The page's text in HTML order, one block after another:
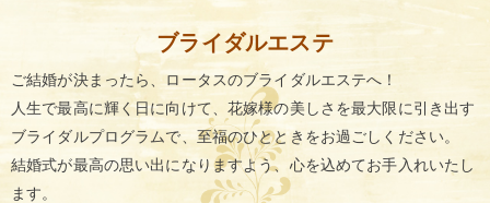
ブライダルエステ
ご結婚が決まったら、ロータスのブライダルエステへ！
人生で最高に輝く日に向けて、花嫁様の美しさを最大限に引き出す
ブライダルプログラムで、至福のひとときをお過ごしください。
結婚式が最高の思い出になりますよう、 心を込めてお手入れいたし
ます。